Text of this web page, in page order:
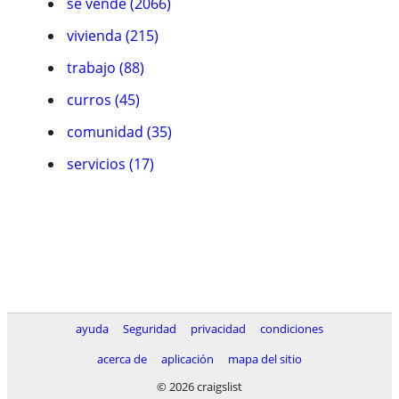
vivienda (215)
trabajo (88)
curros (45)
comunidad (35)
servicios (17)
ayuda Seguridad privacidad
condiciones
acerca de
aplicación
mapa del sitio
© 2026 craigslist